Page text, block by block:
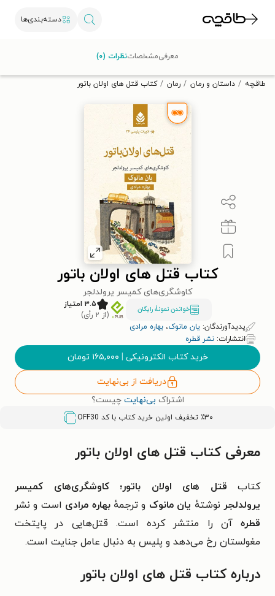
دسته‌بندی‌ها
تخفیف از طاقچه دریافت کن.
طاقچه داستان و رمان رمان کتاب قتل های اولان باتور
کتاب قتل های اولان باتور
کاوشگری‌های کمیسر یرولدلجر
خواندن نمونۀ رایگان
۳.۵ امتیاز
(از ۲ رأی)
پدیدآورندگان: یان مانوک، بهاره مرادی
انتشارات: نشر قطره
خرید کتاب الکترونیکی | ۱۶۵,۰۰۰ تومان
دریافت از بی‌نهایت
اشتراک بی‌نهایت چیست؟
٪۳۰ تخفیف اولین خرید کتاب با کد OFF30
معرفیمشخصاتنظرات (۰)
معرفی کتاب قتل های اولان باتور
کتاب قتل های اولان باتور؛کاوشگری‌های کمیسر
یرولدلجر نوشتهٔ یان مانوک و ترجمهٔ بهاره مرادی است و نشر
قطرهآن را منتشر کرده است. قتل‌هایی در پایتخت
مغولستان رخ می‌دهد و پلیس به دنبال عامل جنایت است.
درباره کتاب قتل های اولان باتور